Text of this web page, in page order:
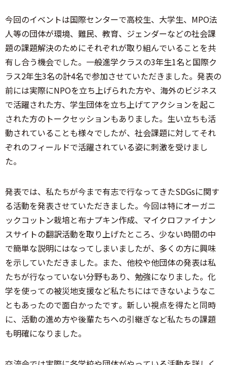
今回のイベントは国際センターで高校生、大学生、MPO法
人等の団体が環境、難民、教育、ジェンダーなどの社会課
題の課題解決のためにそれぞれが取り組んでいることを共
有し合う機会でした。一般進学クラスの3年生1名と国際ク
ラス2年生3名の計4名で参加させていただきました。発表の
前には実際にNPOを立ち上げられた方や、海外のビジネス
で活躍された方、学生団体を立ち上げてアクションを起こ
された方のトークセッションもありました。生い立ちも活
動されていることも様々でしたが、社会課題に対してそれ
ぞれのフィールドで活躍されている姿に刺激を受けまし
た。
発表では、私たちが今まで有志で行なってきたSDGsに関す
る活動を発表させていただきました。今回は特にオーガニ
ックコットン栽培と布ナプキン作成、マイクロファイナン
スサイトの翻訳活動を取り上げたところ、少ない時間の中
で簡単な説明にはなってしまいましたが、多くの方に興味
を示していただきました。また、他校や他団体の発表は私
たちが行なっていない分野もあり、勉強になりました。化
学を使っての被災地支援など私たちにはできないようなこ
ともあったので面白かったです。新しい視点を得たと同時
に、活動の進め方や後輩たちへの引継ぎなど私たちの課題
も明確になりました。